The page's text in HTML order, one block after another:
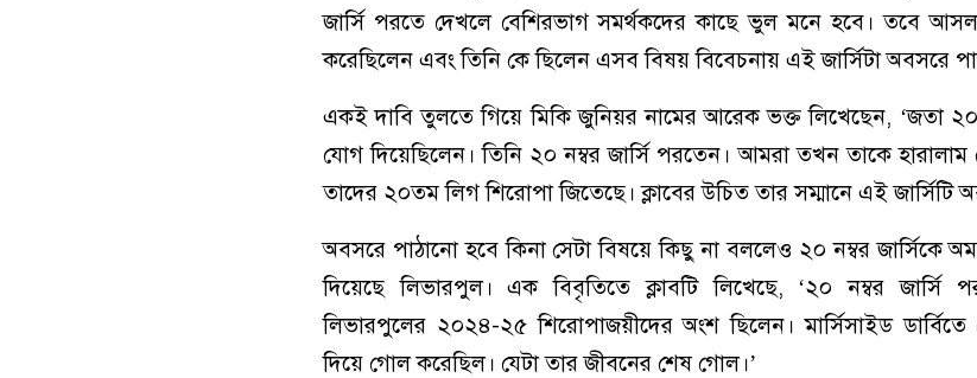
জার্সি পরতে দেখলে বেশিরভাগ সমর্থকদের কাছে ভুল মনে হবে। তবে
করেছিলেন এবং তিনি কে ছিলেন এসব বিষয় বিবেচনায় এই জার্সিটা অবসরে
একই দাবি ‍তুলতে গিয়ে মিকি জুনিয়র নামের আরেক ভক্ত লিখেছেন, ‘জতা
যোগ দিয়েছিলেন। তিনি ২০ নম্বর জার্সি পরতেন। আমরা তখন তাকে
তাদের ২০তম লিগ শিরোপা জিতেছে। ক্লাবের উচিত তার সম্মানে এই জার্সিটি
অবসরে পাঠানো হবে কিনা সেটা বিষয়ে কিছু না বললেও ২০ নম্বর জার্সিকে
দিয়েছে লিভারপুল। এক বিবৃতিতে ক্লাবটি লিখেছে, ‘২০ নম্বর জার্সি
লিভারপুলের ২০২৪-২৫ শিরোপাজয়ীদের অংশ ছিলেন। মার্সিসাইড
দিয়ে গোল করেছিল। যেটা তার জীবনের শেষ গোল।’